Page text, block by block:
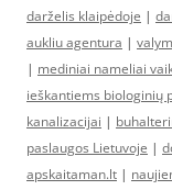
darželis klaipėdoje |
aukliu agentura |
| mediniai nameliai
ieškantiems biologinių
kanalizacijai |
paslaugos Lietuvoje |
apskaitaman.lt |